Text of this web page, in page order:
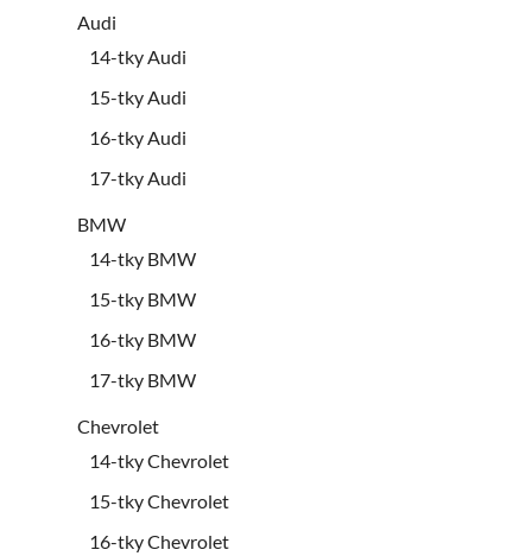
Audi
14-tky Audi
15-tky Audi
16-tky Audi
17-tky Audi
BMW
14-tky BMW
15-tky BMW
16-tky BMW
17-tky BMW
Chevrolet
14-tky Chevrolet
15-tky Chevrolet
16-tky Chevrolet